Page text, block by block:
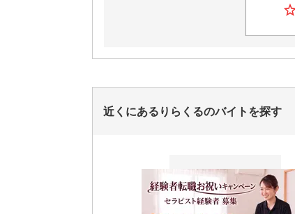
近くにあるりらくるのバイトを探す